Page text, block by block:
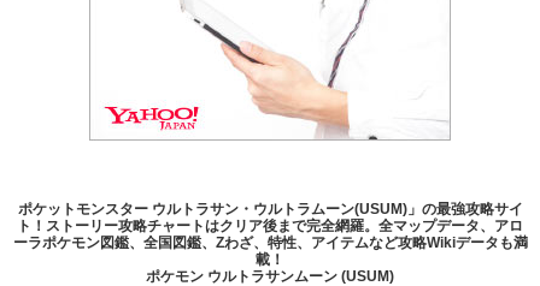
ポケットモンスター ウルトラサン・ウルトラムーン(USUM)」の最強攻略サイ
ト！ストーリー攻略チャートはクリア後まで完全網羅。全マップデータ、アロ
ーラポケモン図鑑、全国図鑑、Zわざ、特性、アイテムなど攻略Wikiデータも満
載！
ポケモン ウルトラサンムーン (USUM)